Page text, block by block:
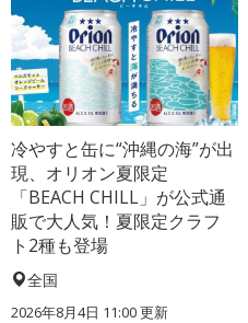
冷やすと缶に“沖縄の海”が出
現、オリオン夏限定
「BEACH CHILL」が公式通
販で大人気！夏限定クラフ
ト2種も登場
全国
2026年8月4日 11:00更新